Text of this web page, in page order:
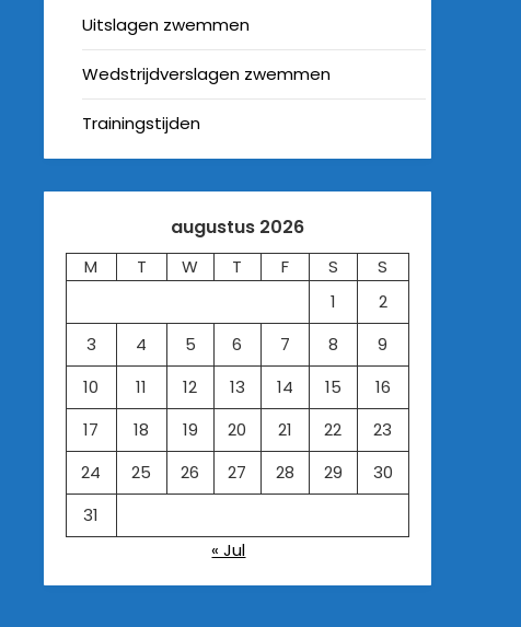
Uitslagen zwemmen
Wedstrijdverslagen zwemmen
Trainingstijden
augustus 2026
M T W T F S
S
1
2
3
4 5 6 7 8
9
10
11 12 13 14 15
16
17
18 19 20 21 22
23
24
25 26 27 28 29
30
31
« Jul